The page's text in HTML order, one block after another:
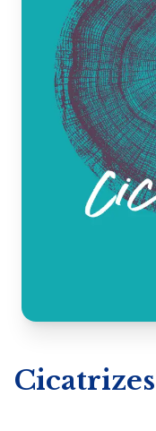
Cicatrizes